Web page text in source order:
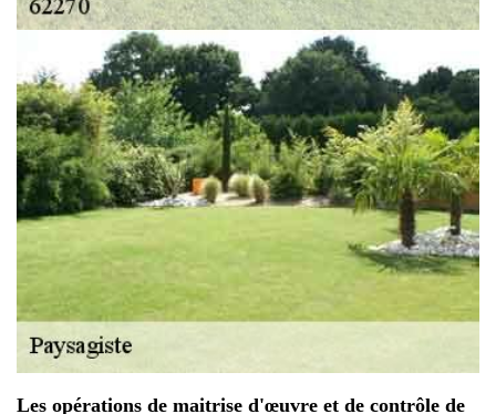
Les opérations de maitrise d'œuvre et de contrôle de